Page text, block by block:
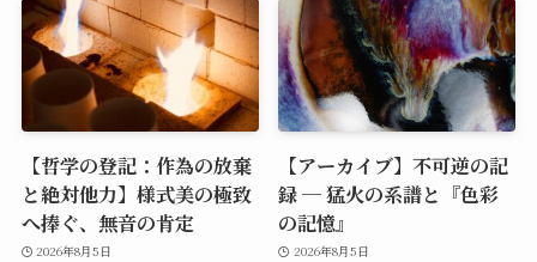
【哲学の登記：作為の放棄
と絶対他力】様式美の極致
へ捧ぐ、無音の肯定
2026年8月5日
【アーカイブ】不可逆の記
録 ─ 猛火の系譜と『色彩
の記憶』
2026年8月5日